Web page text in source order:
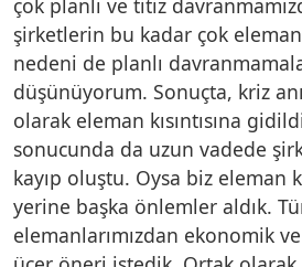
çok planlı ve titiz
şirketlerin bu kadar çok eleman
nedeni de planlı
düşünüyorum. Sonuçta, kriz
olarak eleman kısıntısına
sonucunda da uzun vadede
kayıp oluştu. Oysa biz eleman
yerine başka önlemler aldık.
elemanlarımızdan ekonomik